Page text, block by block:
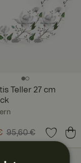
Teller 27 cm
Preis:
Vorheriger Preis
95,60 €